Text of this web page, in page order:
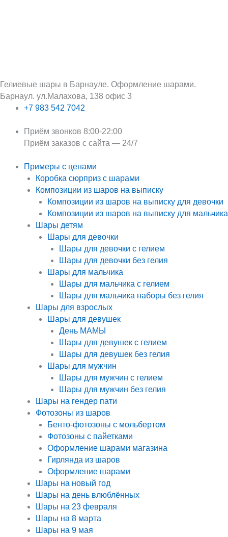
Гелиевые шары в Барнауле. Оформление шарами.
Барнаул. ул.Малахова, 138 офис 3
+7 983 542 7042
Приём звонков 8:00-22:00
Приём заказов с сайта — 24/7
Примеры с ценами
Коробка сюрприз с шарами
Композиции из шаров на выписку
Композиции из шаров на выписку для девочки
Композиции из шаров на выписку для мальчика
Шары детям
Шары для девочки
Шары для девочки с гелием
Шары для девочки без гелия
Шары для мальчика
Шары для мальчика с гелием
Шары для мальчика наборы без гелия
Шары для взрослых
Шары для девушек
День МАМЫ
Шары для девушек с гелием
Шары для девушек без гелия
Шары для мужчин
Шары для мужчин с гелием
Шары для мужчин без гелия
Шары на гендер пати
Фотозоны из шаров
Бенто-фотозоны с мольбертом
Фотозоны с пайетками
Оформление шарами магазина
Гирлянда из шаров
Оформление шарами
Шары на новый год
Шары на день влюблённых
Шары на 23 февраля
Шары на 8 марта
Шары на 9 мая